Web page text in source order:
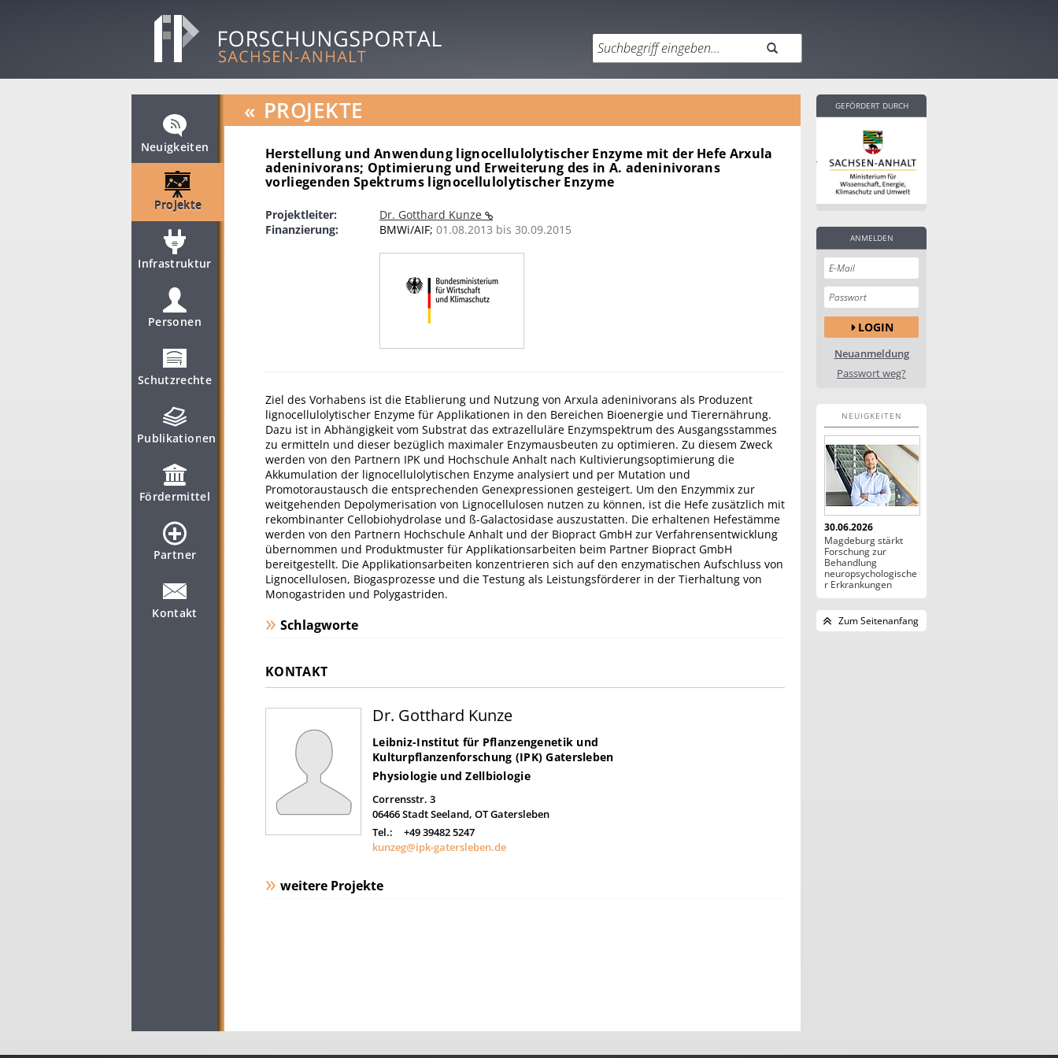
Neuigkeiten
Projekte
Infrastruktur
Personen
Schutzrechte
Publikationen
Fördermittel
Partner
Kontakt
« PROJEKTE
Herstellung und Anwendung lignocellulolytischer Enzyme mit der Hefe Arxula
adeninivorans; Optimierung und Erweiterung des in A. adeninivorans
vorliegenden Spektrums lignocellulolytischer Enzyme
Projektleiter:
Dr. Gotthard Kunze
Finanzierung:
BMWi/AIF; 01.08.2013 bis 30.09.2015
Ziel des Vorhabens ist die Etablierung und Nutzung von Arxula adeninivorans als Produzent
lignocellulolytischer Enzyme für Applikationen in den Bereichen Bioenergie und Tierernährung.
Dazu ist in Abhängigkeit vom Substrat das extrazelluläre Enzymspektrum des Ausgangsstammes
zu ermitteln und dieser bezüglich maximaler Enzymausbeuten zu optimieren. Zu diesem Zweck
werden von den Partnern IPK und Hochschule Anhalt nach Kultivierungsoptimierung die
Akkumulation der lignocellulolytischen Enzyme analysiert und per Mutation und
Promotoraustausch die entsprechenden Genexpressionen gesteigert. Um den Enzymmix zur
weitgehenden Depolymerisation von Lignocellulosen nutzen zu können, ist die Hefe zusätzlich mit
rekombinanter Cellobiohydrolase und ß-Galactosidase auszustatten. Die erhaltenen Hefestämme
werden von den Partnern Hochschule Anhalt und der Biopract GmbH zur Verfahrensentwicklung
übernommen und Produktmuster für Applikationsarbeiten beim Partner Biopract GmbH
bereitgestellt. Die Applikationsarbeiten konzentrieren sich auf den enzymatischen Aufschluss von
Lignocellulosen, Biogasprozesse und die Testung als Leistungsförderer in der Tierhaltung von
Monogastriden und Polygastriden.
Schlagworte
KONTAKT
Dr. Gotthard Kunze
Leibniz-Institut für Pflanzengenetik und
Kulturpflanzenforschung (IPK) Gatersleben
Physiologie und Zellbiologie
Corrensstr. 3
06466Stadt Seeland, OT Gatersleben
Tel.:
+49 39482 5247
kunzeg@ipk-gatersleben.de
weitere Projekte
GEFÖRDERT DURCH
ANMELDEN
LOGIN
Neuanmeldung
Passwort weg?
NEUIGKEITEN
30.06.2026
Magdeburg stärkt
Forschung zur
Behandlung
neuropsychologische
r Erkrankungen
Zum Seitenanfang